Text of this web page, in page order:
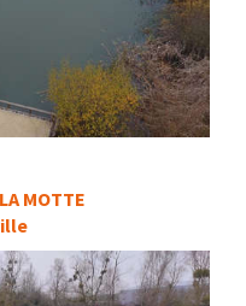
MOTTE